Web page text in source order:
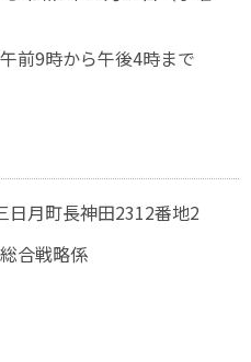
前9時から午後4時まで
月町長神田2312番地2
合戦略係